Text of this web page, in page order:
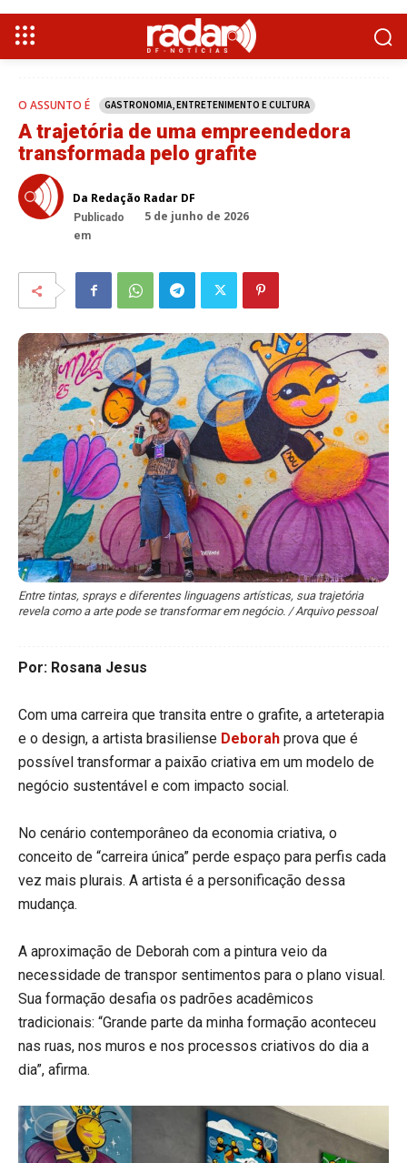
O ASSUNTO É GASTRONOMIA, ENTRETENIMENTO E CULTURA
A trajetória de uma empreendedora
transformada pelo grafite
Da Redação Radar DF
Publicado
em
5 de junho de 2026
Entre tintas, sprays e diferentes linguagens artísticas, sua trajetória
revela como a arte pode se transformar em negócio. / Arquivo pessoal
Por: Rosana Jesus
Com uma carreira que transita entre o grafite, a arteterapia
e o design, a artista brasiliense Deborah prova que é
possível transformar a paixão criativa em um modelo de
negócio sustentável e com impacto social.
No cenário contemporâneo da economia criativa, o
conceito de “carreira única” perde espaço para perfis cada
vez mais plurais. A artista é a personificação dessa
mudança.
A aproximação de Deborah com a pintura veio da
necessidade de transpor sentimentos para o plano visual.
Sua formação desafia os padrões acadêmicos
tradicionais: “Grande parte da minha formação aconteceu
nas ruas, nos muros e nos processos criativos do dia a
dia”, afirma.